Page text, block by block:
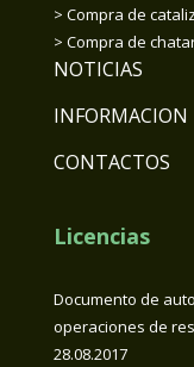
> Compra de
> Compra de
NOTICIAS
INFORMACION
CONTACTOS
Licencias
Documento de
operaciones de
28.08.2017